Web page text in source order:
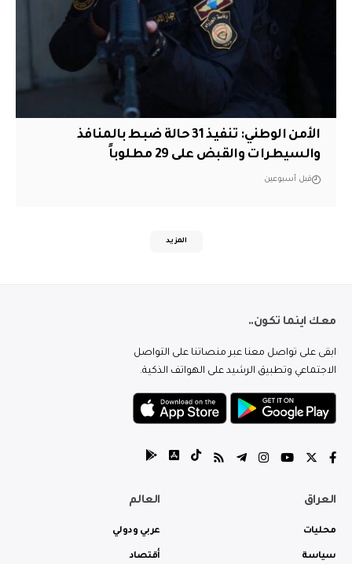
الأمن الوطني: تنفيذ 31 حالة ضبط بالمنافذ
والسيطرات والقبض على 29 مطلوباً
قبل أسبوعين
المزيد
معك اينما تكون..
ابقى على تواصل معنا عبر منصاتنا على التواصل
الاجتماعي وتطبيق الرشيد على الهواتف الذكية.
العراق
محليات
سياسة
العالم
عربي ودولي
أقتصاد